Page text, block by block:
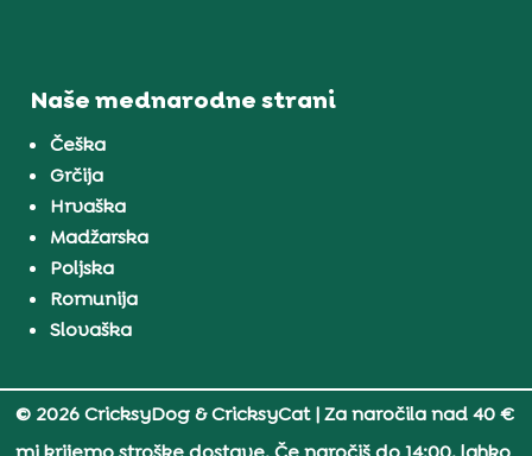
Naše mednarodne strani
Češka
Grčija
Hrvaška
Madžarska
Poljska
Romunija
Slovaška
© 2026 CricksyDog & CricksyCat| Za naročila nad 40 €